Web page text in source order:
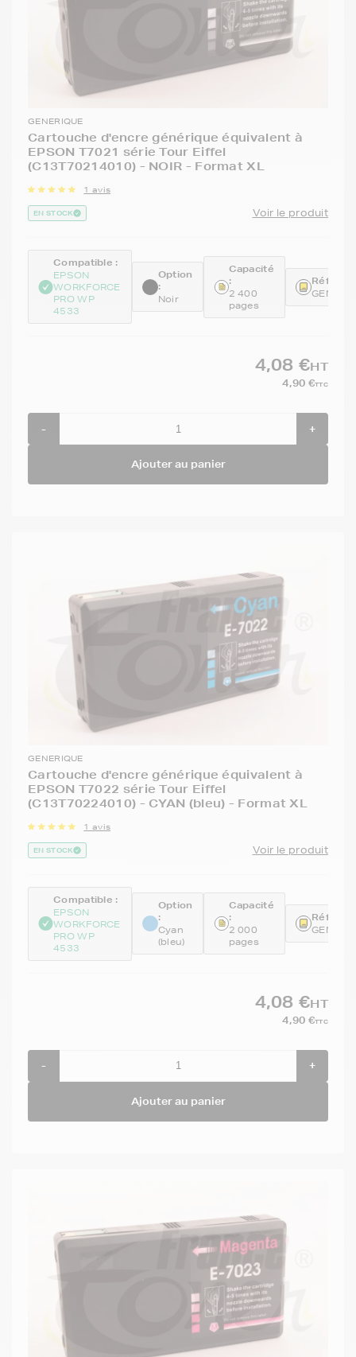
GENERIQUE
Cartouche d'encre générique équivalent à
EPSON T7021 série Tour Eiffel
(C13T70214010) - NOIR - Format XL
1 avis
EN STOCK Voir le produit
Compatible :
EPSON
WORKFORCE
PRO WP
4533
Option
:
Noir
Capacité
:
2 400
pages
4,08 €HT
4,90 €TTC
- +
Ajouter au panier
GENERIQUE
Cartouche d'encre générique équivalent à
EPSON T7022 série Tour Eiffel
(C13T70224010) - CYAN (bleu) - Format XL
1 avis
EN STOCK Voir le produit
Compatible :
EPSON
WORKFORCE
PRO WP
4533
Option
:
Cyan
(bleu)
Capacité
:
2 000
pages
4,08 €HT
4,90 €TTC
- +
Ajouter au panier